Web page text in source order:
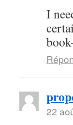
I
22